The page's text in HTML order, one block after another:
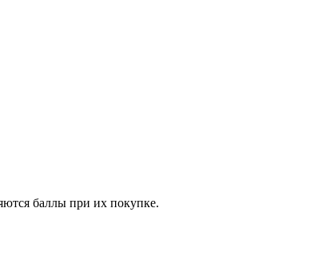
баллы при их покупке.